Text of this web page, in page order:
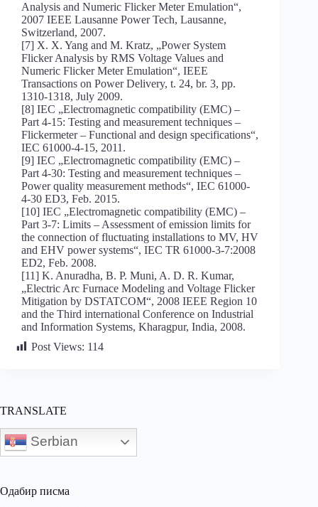
Analysis and Numeric Flicker Meter Emulation“,
2007 IEEE Lausanne Power Tech, Lausanne,
Switzerland, 2007.
[7] X. X. Yang and M. Kratz, „Power System
Flicker Analysis by RMS Voltage Values and
Numeric Flicker Meter Emulation“, IEEE
Transactions on Power Delivery, t. 24, br. 3, pp.
1310-1318, July 2009.
[8] IEC „Electromagnetic compatibility (EMC) –
Part 4-15: Testing and measurement techniques –
Flickermeter – Functional and design specifications“,
IEC 61000-4-15, 2011.
[9] IEC „Electromagnetic compatibility (EMC) –
Part 4-30: Testing and measurement techniques –
Power quality measurement methods“, IEC 61000-
4-30 ED3, Feb. 2015.
[10] IEC „Electromagnetic compatibility (EMC) –
Part 3-7: Limits – Assessment of emission limits for
the connection of fluctuating installations to MV, HV
and EHV power systems“, IEC TR 61000-3-7:2008
ED2, Feb. 2008.
[11] K. Anuradha, B. P. Muni, A. D. R. Kumar,
„Electric Arc Furnace Modeling and Voltage Flicker
Mitigation by DSTATCOM“, 2008 IEEE Region 10
and the Third international Conference on Industrial
and Information Systems, Kharagpur, India, 2008.
Post Views: 114
TRANSLATE
Serbian
Одабир писма